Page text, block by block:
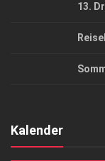
13.
Kalender